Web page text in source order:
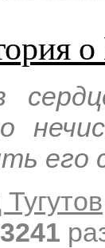
его
3241